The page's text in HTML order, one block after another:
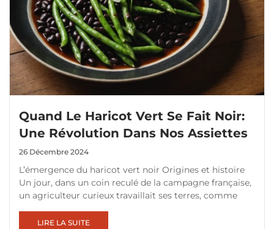
Quand Le Haricot Vert Se Fait Noir:
Une Révolution Dans Nos Assiettes
26 Décembre 2024
L’émergence du haricot vert noir Origines et histoire
Un jour, dans un coin reculé de la campagne française,
un agriculteur curieux travaillait ses terres, comme
LIRE LA SUITE